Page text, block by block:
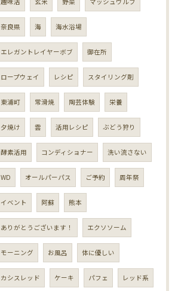
奈良県 海 海水浴場
エレガントレイヤーボブ 御在所
ロープウェイ レシピ スタイリング剤
東浦町 常滑焼 陶芸体験 栄養
夕焼け 雲 活用レシピ ぶどう狩り
酵素活用 コンディショナー 洗い流さない
WD オールパーパス ご予約 周年祭
イベント 阿蘇 熊本
ありがとうございます！ エクソソーム
モーニング お風呂 体に優しい
カシスレッド ケーキ パフェ レッド系